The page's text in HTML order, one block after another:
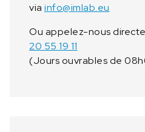
via info@imlab.eu
Ou appelez-nous
20 55 19 11
(Jours ouvrables de